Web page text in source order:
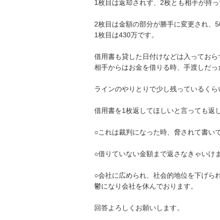
1枚目は返却されず、2枚とも相手が持
2枚目は金額の部分が勝手に変更され、
1枚目は430万です。
借用書も貸した日付けなどは入ってお
相手からはお金を借りる時、手渡しだ
ラインのやりとりで少し残っているくら
借用書を1枚返してほしいと言っても返
○これは裁判になった時、脅されて書い
○借りていない金額まで返さなきゃいけ
○会社に広められ、社会的地位を下げら
鬱になり会社を休んでおります。
回答よろしくお願いします。